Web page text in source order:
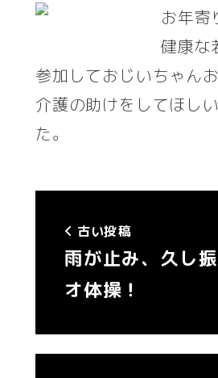
お年寄
健康な
参加しておじいちゃん
介護の助けをしてほし
た。
古い投稿
雨が止み、久し
オ体操！